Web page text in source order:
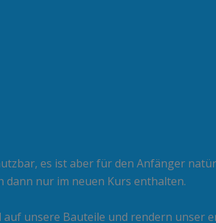
es ist aber für den Anfänger
dann nur im neuen Kurs enthalten.
unsere Bauteile und rendern unser